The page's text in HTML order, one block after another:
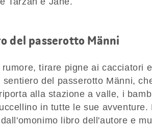
del passerotto Männi
rumore, tirare pigne ai cacciatori
sentiero del passerotto Männi,
alla stazione a valle, i
in tutte le sue
libro dell'autore e